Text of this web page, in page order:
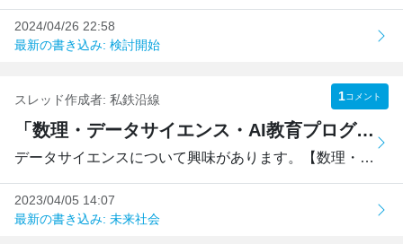
2024/04/26 22:58
最新の書き込み: 検討開始
スレッド作成者: 私鉄沿線 1コメント
「数理・データサイエンス・AI教育プログラム認定制度」の2つのレベルの違いについて
データサイエンスについて興味があります。【数理・データサ...
2023/04/05 14:07
最新の書き込み: 未来社会